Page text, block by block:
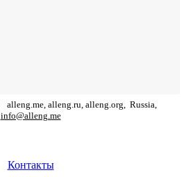
alleng.me, alleng.ru, alleng.org, Russia,
info@alleng.me
Контакты